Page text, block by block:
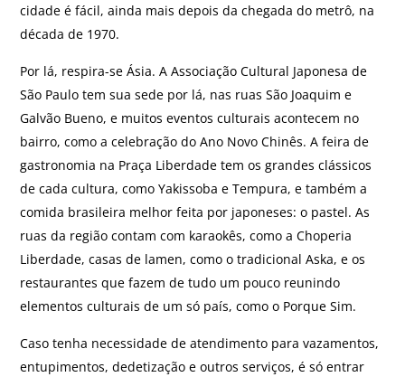
cidade é fácil, ainda mais depois da chegada do metrô, na
década de 1970.
Por lá, respira-se Ásia. A Associação Cultural Japonesa de
São Paulo tem sua sede por lá, nas ruas São Joaquim e
Galvão Bueno, e muitos eventos culturais acontecem no
bairro, como a celebração do Ano Novo Chinês. A feira de
gastronomia na Praça Liberdade tem os grandes clássicos
de cada cultura, como Yakissoba e Tempura, e também a
comida brasileira melhor feita por japoneses: o pastel. As
ruas da região contam com karaokês, como a Choperia
Liberdade, casas de lamen, como o tradicional Aska, e os
restaurantes que fazem de tudo um pouco reunindo
elementos culturais de um só país, como o Porque Sim.
Caso tenha necessidade de atendimento para vazamentos,
entupimentos, dedetização e outros serviços, é só entrar